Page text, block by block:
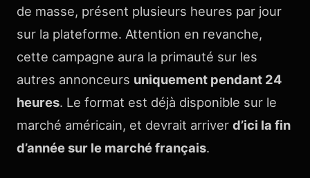
de masse, présent plusieurs heures par jour
sur la plateforme. Attention en revanche,
cette campagne aura la primauté sur les
autres annonceurs uniquement pendant 24
heures. Le format est déjà disponible sur le
marché américain, et devrait arriver d’ici la fin
d’année sur le marché français.